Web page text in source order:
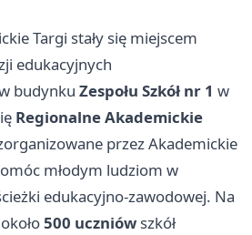
Targi stały się miejscem
edukacyjnych
budynku Zespołu Szkół nr 1 w
Regionalne Akademickie
przez Akademickie
młodym ludziom w
edukacyjno-zawodowej. Na
500 uczniów szkół